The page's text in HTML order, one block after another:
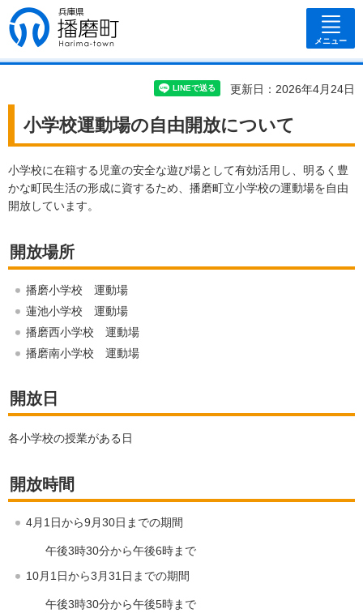
兵庫県 播磨
町
メニュー
更新日：2026年4月24日
小学校運動場の自由開放について
小学校に在籍する児童の安全な遊び場として有効活用し、明るく豊
かな町民生活の形成に資するため、播磨町立小学校の運動場を自由
開放しています。
開放場所
播磨小学校 運動場
蓮池小学校 運動場
播磨西小学校 運動場
播磨南小学校 運動場
開放日
各小学校の授業がある日
開放時間
4月1日から9月30日までの期間
午後3時30分から午後6時まで
10月1日から3月31日までの期間
午後3時30分から午後5時まで